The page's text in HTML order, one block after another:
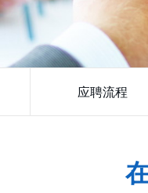
应聘流程